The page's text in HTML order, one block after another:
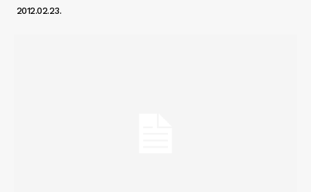
2012.02.23.